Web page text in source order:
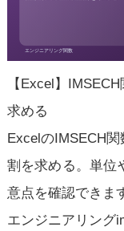
【Excel】
求める
ExcelのIMSECH
割を求める。単位
意点を確認できま
エンジニアリング